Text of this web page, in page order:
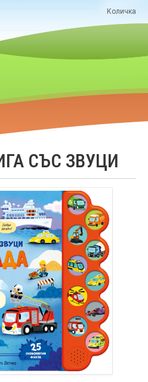
Количка
СЪС ЗВУЦИ